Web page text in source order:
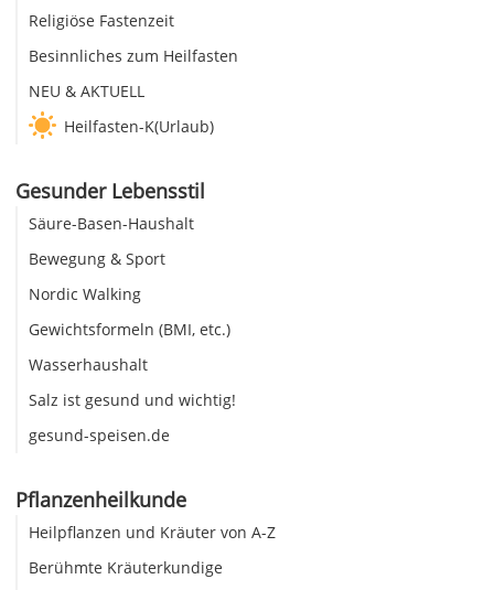
Religiöse Fastenzeit
Besinnliches zum Heilfasten
NEU & AKTUELL
Heilfasten-K(Urlaub)
Gesunder Lebensstil
Säure-Basen-Haushalt
Bewegung & Sport
Nordic Walking
Gewichtsformeln (BMI, etc.)
Wasserhaushalt
Salz ist gesund und wichtig!
gesund-speisen.de
Pflanzenheilkunde
Heilpflanzen und Kräuter von A-Z
Berühmte Kräuterkundige